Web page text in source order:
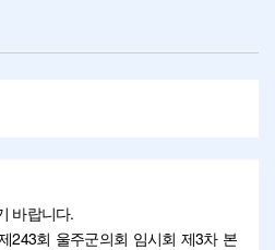
바랍니다.
243회 울주군의회 임시회 제3차 본